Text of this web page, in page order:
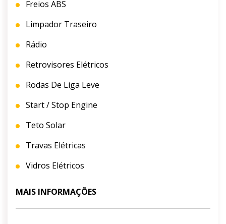
Freios ABS
Limpador Traseiro
Rádio
Retrovisores Elétricos
Rodas De Liga Leve
Start / Stop Engine
Teto Solar
Travas Elétricas
Vidros Elétricos
MAIS INFORMAÇÕES